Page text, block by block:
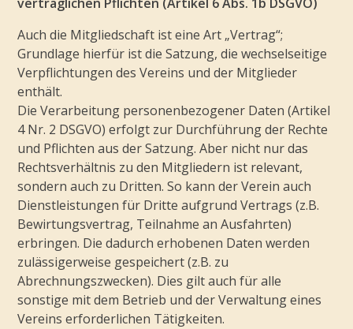
Auch die Mitgliedschaft ist eine Art „Vertrag“;
Grundlage hierfür ist die Satzung, die wechselseitige
Verpflichtungen des Vereins und der Mitglieder
enthält.
Die Verarbeitung personenbezogener Daten (Artikel
4 Nr. 2 DSGVO) erfolgt zur Durchführung der Rechte
und Pflichten aus der Satzung. Aber nicht nur das
Rechtsverhältnis zu den Mitgliedern ist relevant,
sondern auch zu Dritten. So kann der Verein auch
Dienstleistungen für Dritte aufgrund Vertrags (z.B.
Bewirtungsvertrag, Teilnahme an Ausfahrten)
erbringen. Die dadurch erhobenen Daten werden
zulässigerweise gespeichert (z.B. zu
Abrechnungszwecken). Dies gilt auch für alle
sonstige mit dem Betrieb und der Verwaltung eines
Vereins erforderlichen Tätigkeiten.